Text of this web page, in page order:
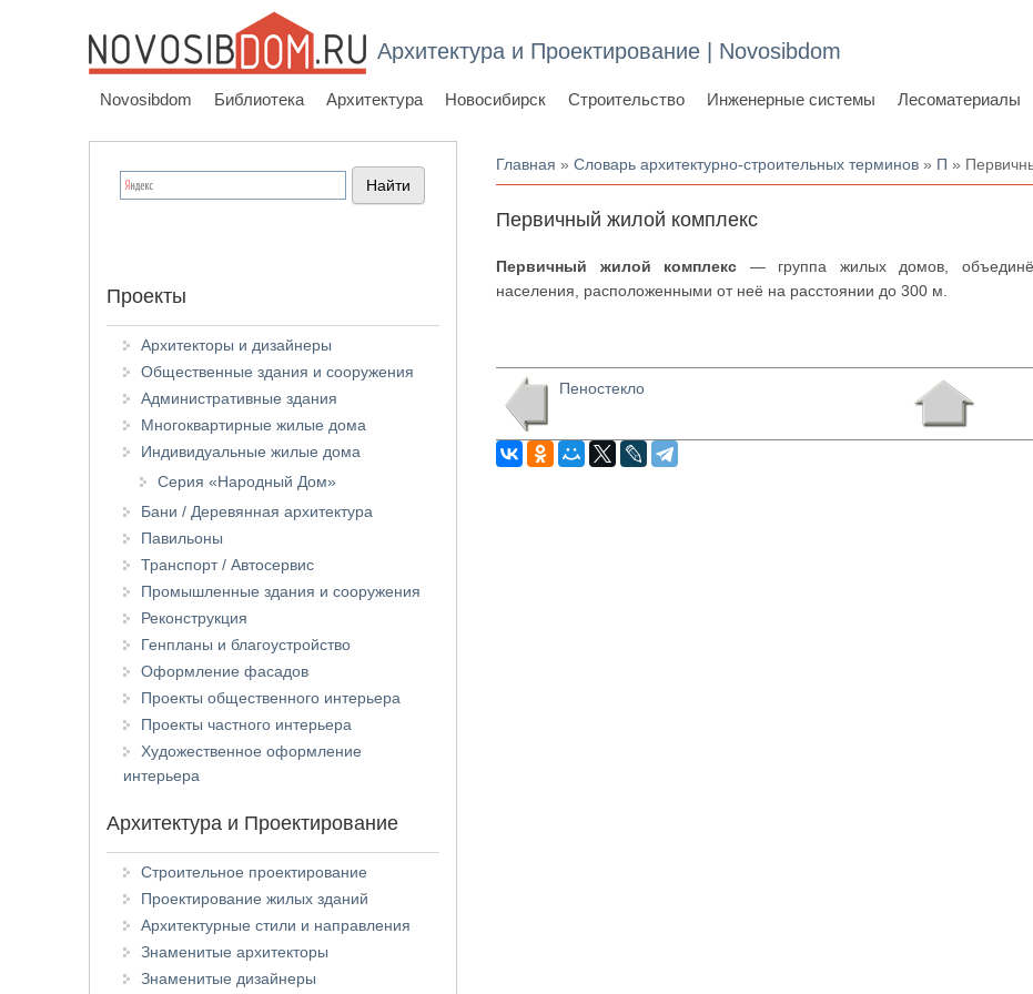
Архитектура и Проектирование | Novosibdom
Novosibdom Библиотека Архитектура Новосибирск Строительство Инженерные системы Лесоматериалы
Вы здесь
Главная »Словарь архитектурно-строительных терминов » П »
Первичный жилой комплекс
Первичный жилой комплекс — группа жилых домов,
населения, расположенными от неё на расстоянии до 300 м.
Пеностекло
Проекты
Архитекторы и дизайнеры
Общественные здания и сооружения
Административные здания
Многоквартирные жилые дома
Индивидуальные жилые дома
Серия «Народный Дом»
Бани / Деревянная архитектура
Павильоны
Транспорт / Автосервис
Промышленные здания и сооружения
Реконструкция
Генпланы и благоустройство
Оформление фасадов
Проекты общественного интерьера
Проекты частного интерьера
Художественное оформление
интерьера
Архитектура и Проектирование
Строительное проектирование
Проектирование жилых зданий
Архитектурные стили и направления
Знаменитые архитекторы
Знаменитые дизайнеры